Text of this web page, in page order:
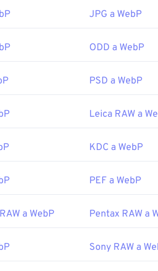
es Google Chrome (Chrome)
los demás navegadores web
probar son
PixelmatoryPhotopea
complementos para abrir WebP.
JPG a WebP
ODD a WebP
PSD a WebP
Leica RAW a
KDC a WebP
PEF a WebP
a WebP Pentax RAW a
Sony RAW a